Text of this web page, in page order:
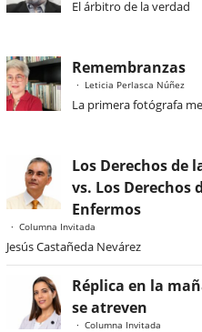
El árbitro de la verdad
Remembranzas
Leticia Perlasca Núñez
La primera fotógrafa
Los Derechos de
vs. Los Derechos
Enfermos
Columna Invitada
Jesús Castañeda Nevárez
Réplica en la
se atreven
Columna Invitada